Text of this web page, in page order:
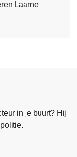
Laarne
in je buurt? Hij